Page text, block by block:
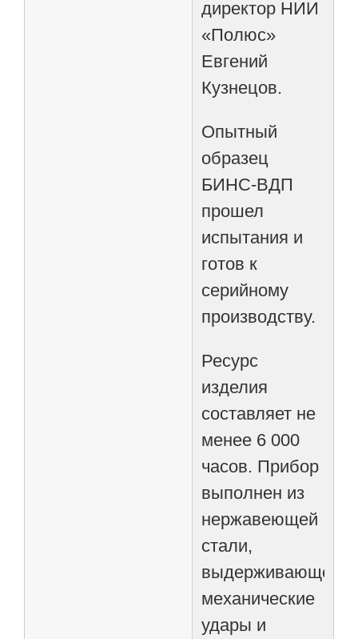
директор НИИ
«Полюс»
Евгений
Кузнецов.
Опытный
образец
БИНС-ВДП
прошел
испытания и
готов к
серийному
производству.
Ресурс
изделия
составляет не
менее 6 000
часов. Прибор
выполнен из
нержавеющей
стали,
выдерживающей
механические
удары и